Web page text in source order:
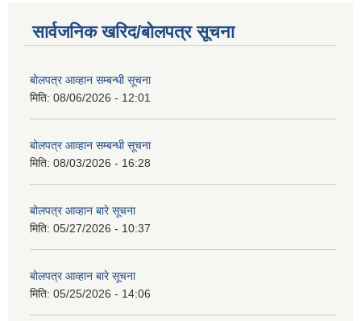
सार्वजनिक खरिद/बोलपत्र सूचना
बोलपत्र आव्हान सम्बन्धी सूचना
मिति: 08/06/2026 - 12:01
बोलपत्र आव्हान सम्बन्धी सूचना
मिति: 08/03/2026 - 16:28
बोलपत्र आव्हान बारे सूचना
मिति: 05/27/2026 - 10:37
बोलपत्र आव्हान बारे सूचना
मिति: 05/25/2026 - 14:06